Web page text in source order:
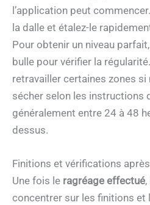
l’application peut
la dalle et étalez-le
Pour obtenir un niveau
bulle pour vérifier la
retravailler certaines zones si
sécher selon les instructions
généralement entre 24 à 48
dessus.
Finitions et vérifications
Une fois le ragréage effectué
concentrer sur les finitions et